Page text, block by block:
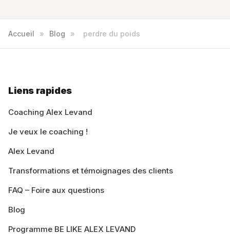
Accueil » Blog » perdre du poids
Liens rapides
Coaching Alex Levand
Je veux le coaching !
Alex Levand
Transformations et témoignages des clients
FAQ – Foire aux questions
Blog
Programme BE LIKE ALEX LEVAND